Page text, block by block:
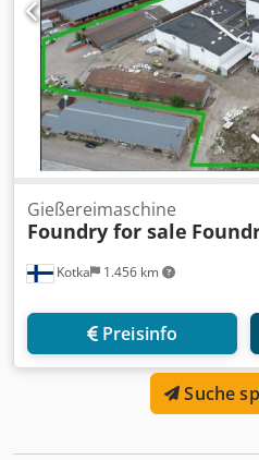
Kotka 1.456 km
Gießereimaschine
Foundry for sale
Preisinfo
Suche